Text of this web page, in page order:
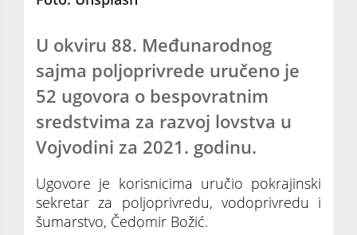
U okviru 88. Međunarodnog
sajma poljoprivrede uručeno je
52 ugovora o bespovratnim
sredstvima za razvoj lovstva u
Vojvodini za 2021. godinu.
Ugovore je korisnicima uručio pokrajinski
sekretar za poljoprivredu, vodoprivredu i
šumarstvo, Čedomir Božić.